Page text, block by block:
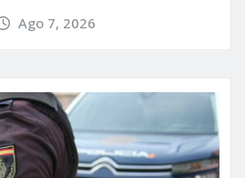
Ago 7, 2026